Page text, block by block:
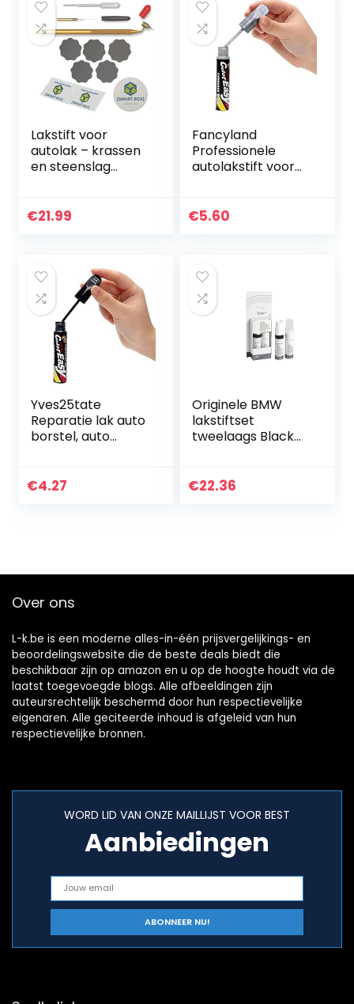
Lakstift voor
autolak – krassen
en steenslag
repareren – met
€21.99
Fancyland
Professionele
autolakstift voor
lakschade.
€5.60
Yves25tate
Reparatie lak auto
borstel, auto
auto krassen
€4.27
Originele BMW
lakstiftset
tweelaags Black
€22.36
Over ons
L-k.be is een moderne alles-in-één prijsvergelijkings- en
beoordelingswebsite die de beste deals biedt die
beschikbaar zijn op amazon en u op de hoogte houdt via de
laatst toegevoegde blogs. Alle afbeeldingen zijn
auteursrechtelijk beschermd door hun respectievelijke
eigenaren. Alle geciteerde inhoud is afgeleid van hun
respectievelijke bronnen.
WORD LID VAN ONZE MAILLIJST VOOR BEST
Aanbiedingen